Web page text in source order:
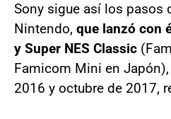
Sony sigue así los pasos
Nintendo, que lanzó con
y Super NES Classic
Famicom Mini en
2016 y octubre de 2017,